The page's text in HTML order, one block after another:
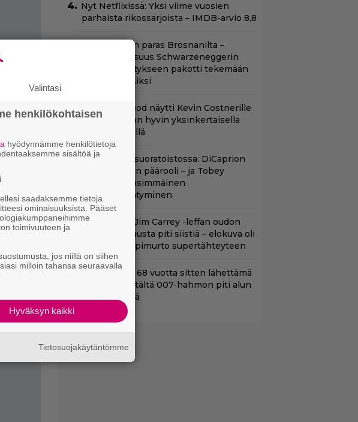
Nyt Netflixissä: Yksi viime vuosien
parhaista rikossarjoista – IMDB-arvio 8,8
Illan Bond on paras Brosnanilta –
samankaltaisuus Schwarzeneggerin
toimintatykitykseen pakotti tekemään
kässärin uusiksi
Clint Eastwood näytti Kevin Costnerille
kaapin paikan hyvin yksinkertaisella
toimenpiteellä
Huippuleffa suoratoistossa: DiCaprion
ensimmäinen päärooli – ja Tobey
Maguiren ensimmäinen
elokuvaesiintyminen
Illalla tv:ssä: Jim Carrey -leffan oudon
raakaa kohtausta piti siistiä – elokuva oli
koomikon läpimurto supertähteyteen
Bond-luojan 68 vuotta sitten lähettämä
kirje löytyi – tältä 007-hahmon piti alun
perin näyttää
Valintasi
henkilökohtaisen
hyödynnämme henkilötietoja
sisältöä ja
saadaksemme tietoja
ominaisuuksista. Pääset
toimivuuteen ja
jos niillä on siihen
milloin tahansa seuraavalla
Hyväksyn kaikki
Tietosuojakäytäntömme